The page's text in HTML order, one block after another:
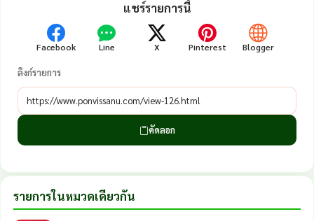
แชร์รายการนี้
Facebook Line X Pinterest Blogger
ลิงก์รายการ
คัดลอก
รายการในหมวดเดียวกัน